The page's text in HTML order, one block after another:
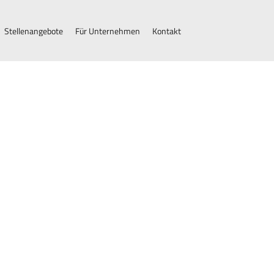
Stellenangebote Für Unternehmen Kontakt